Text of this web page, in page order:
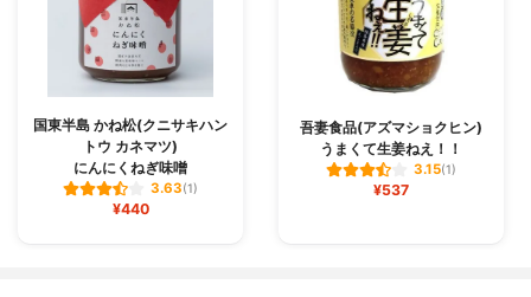
国東半島 かね松(クニサキハン
トウ カネマツ)
にんにくねぎ味噌
3.63(1)
¥440
吾妻食品(アズマショクヒン)
うまくて生姜ねえ！！
3.15(1)
¥537